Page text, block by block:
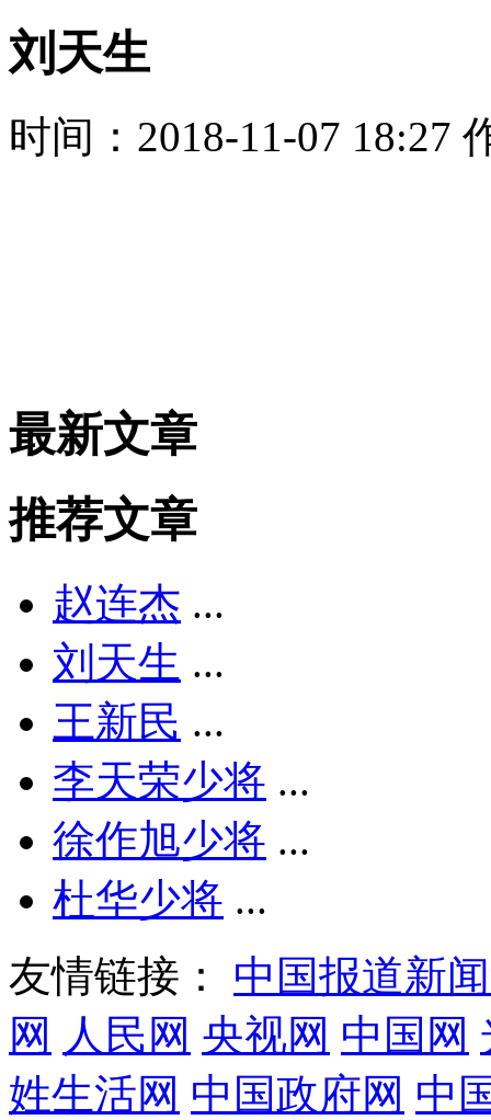
刘天生
时间：2018-11-07 18:27
最新文章
推荐文章
赵连杰 ...
刘天生 ...
王新民 ...
李天荣少将 ...
徐作旭少将 ...
杜华少将 ...
友情链接： 中国报道新
网 人民网 央视网 中国网
姓生活网 中国政府网 中